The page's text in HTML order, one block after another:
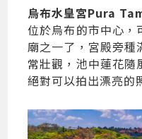
烏布水皇宮Pura
位於烏布的市中心，
廟之一了，宮殿旁種
常壯觀，池中蓮花
絕對可以拍出漂亮的